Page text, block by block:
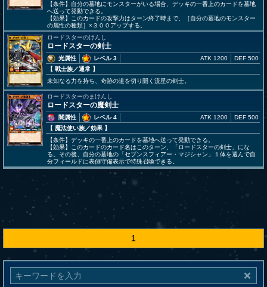
【条件】自分の墓地にモンスターがいる場合、デッキの一番上のカードを墓地
へ送って発動できる。
【効果】このカードの攻撃力はターン終了時まで、［自分の墓地のモンスター
の属性の種類］×３００アップする。
ロードスターのけんし
ロードスターの剣士
光属性
レベル 3
【 戦士族／通常 】
ATK 1200 DEF 500
未知なる力を持ち、奇跡の道を切り開く流星の剣士。
ロードスターのまけんし
ロードスターの魔剣士
闇属性
レベル 4
【 魔法使い族／効果 】
ATK 1200 DEF 500
【条件】デッキの一番上のカードを墓地へ送って発動できる。
【効果】このカードのカード名はこのターン、「ロードスターの剣士」にな
る。その後、自分の墓地の「セブンスフィアー・マジシャン」１体を選んで自
分フィールドに表側守備表示で特殊召喚できる。
1